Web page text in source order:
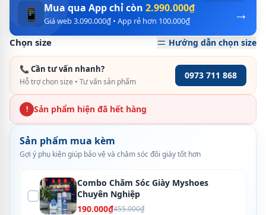
→
📱 Mua qua App chỉ còn 2.990.000₫
Giá web 3.090.000₫ • App rẻ hơn 100.000₫
Chọn size Hướng dẫn chọn size
📞 Cần tư vấn nhanh?
Hỗ trợ chọn size • Tư vấn sản phẩm
0973 711 868
! Sản phẩm hiện đã hết hàng
Sản phẩm mua kèm
Gợi ý phụ kiện giúp bảo vệ và chăm sóc đôi giày tốt hơn
Combo Chăm Sóc Giày Myshoes
Chuyên Nghiệp
190.000₫455.000₫